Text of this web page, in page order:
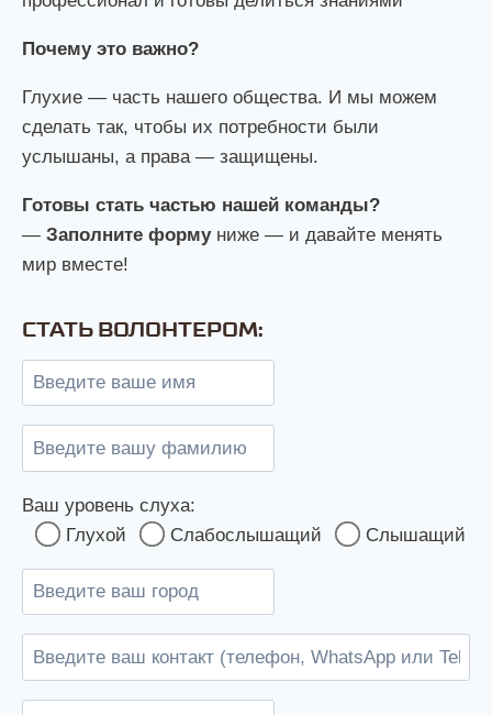
Почему это важно?
Глухие — часть нашего общества. И мы можем
сделать так, чтобы их потребности были
услышаны, а права — защищены.
Готовы стать частью нашей команды?
— Заполните формуниже — и давайте менять
мир вместе!
СТАТЬ ВОЛОНТЕРОМ:
Ваш уровень слуха:
Глухой
Слабослышащий Слышащий